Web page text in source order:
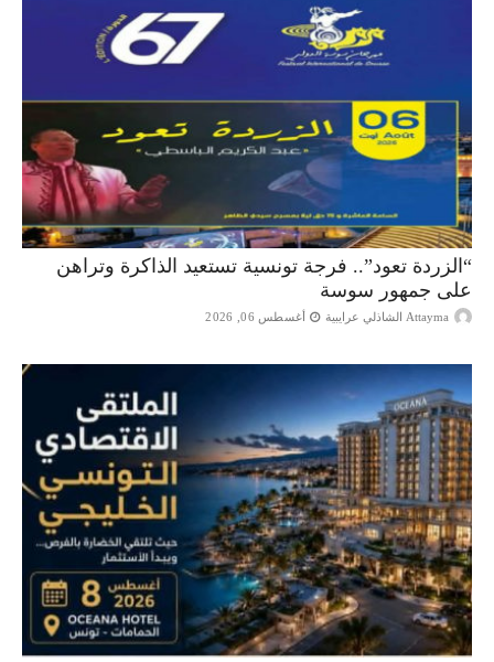
“الزردة تعود”.. فرجة تونسية تستعيد الذاكرة وتراهن
على جمهور سوسة
Attayma الشاذلي عرايبية أغسطس 06, 2026